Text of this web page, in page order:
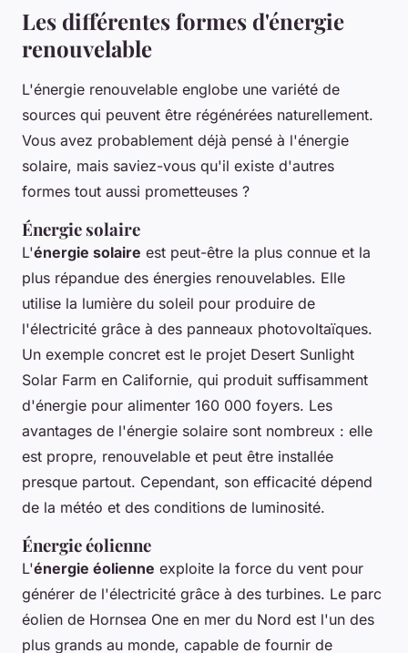
Les différentes formes d'énergie
renouvelable
L'énergie renouvelable englobe une variété de
sources qui peuvent être régénérées naturellement.
Vous avez probablement déjà pensé à l'énergie
solaire, mais saviez-vous qu'il existe d'autres
formes tout aussi prometteuses ?
Énergie solaire
L'énergie solaire est peut-être la plus connue et la
plus répandue des énergies renouvelables. Elle
utilise la lumière du soleil pour produire de
l'électricité grâce à des panneaux photovoltaïques.
Un exemple concret est le projet Desert Sunlight
Solar Farm en Californie, qui produit suffisamment
d'énergie pour alimenter 160 000 foyers. Les
avantages de l'énergie solaire sont nombreux : elle
est propre, renouvelable et peut être installée
presque partout. Cependant, son efficacité dépend
de la météo et des conditions de luminosité.
Énergie éolienne
L'énergie éolienne exploite la force du vent pour
générer de l'électricité grâce à des turbines. Le parc
éolien de Hornsea One en mer du Nord est l'un des
plus grands au monde, capable de fournir de